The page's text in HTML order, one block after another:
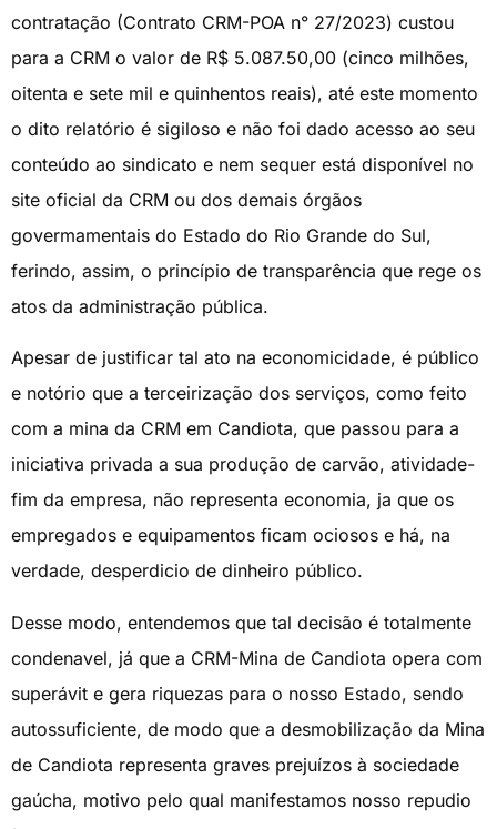
contratação (Contrato CRM-POA n° 27/2023) custou
para a CRM o valor de R$ 5.087.50,00 (cinco milhões,
oitenta e sete mil e quinhentos reais), até este momento
o dito relatório é sigiloso e não foi dado acesso ao seu
conteúdo ao sindicato e nem sequer está disponível no
site oficial da CRM ou dos demais órgãos
govermamentais do Estado do Rio Grande do Sul,
ferindo, assim, o princípio de transparência que rege os
atos da administração pública.
Apesar de justificar tal ato na economicidade, é público
e notório que a terceirização dos serviços, como feito
com a mina da CRM em Candiota, que passou para a
iniciativa privada a sua produção de carvão, atividade-
fim da empresa, não representa economia, ja que os
empregados e equipamentos ficam ociosos e há, na
verdade, desperdicio de dinheiro público.
Desse modo, entendemos que tal decisão é totalmente
condenavel, já que a CRM-Mina de Candiota opera com
superávit e gera riquezas para o nosso Estado, sendo
autossuficiente, de modo que a desmobilização da Mina
de Candiota representa graves prejuízos à sociedade
gaúcha, motivo pelo qual manifestamos nosso repudio